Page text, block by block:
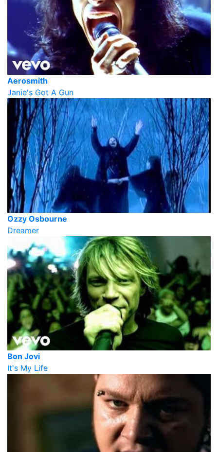
Aerosmith
Janie's Got A Gun
Ozzy Osbourne
Dreamer
Bon Jovi
It's My Life